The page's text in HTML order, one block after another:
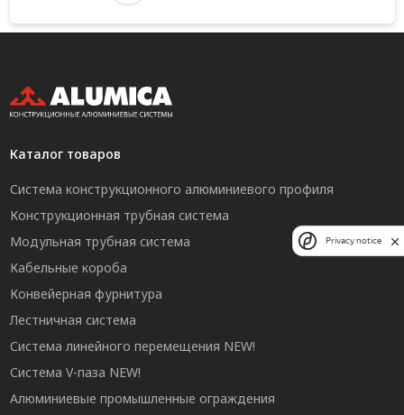
Каталог товаров
Система конструкционного алюминиевого профиля
Конструкционная трубная система
Модульная трубная система
Кабельные короба
Конвейерная фурнитура
Лестничная система
Система линейного перемещения NEW!
Система V-паза NEW!
Алюминиевые промышленные ограждения
Privacy notice